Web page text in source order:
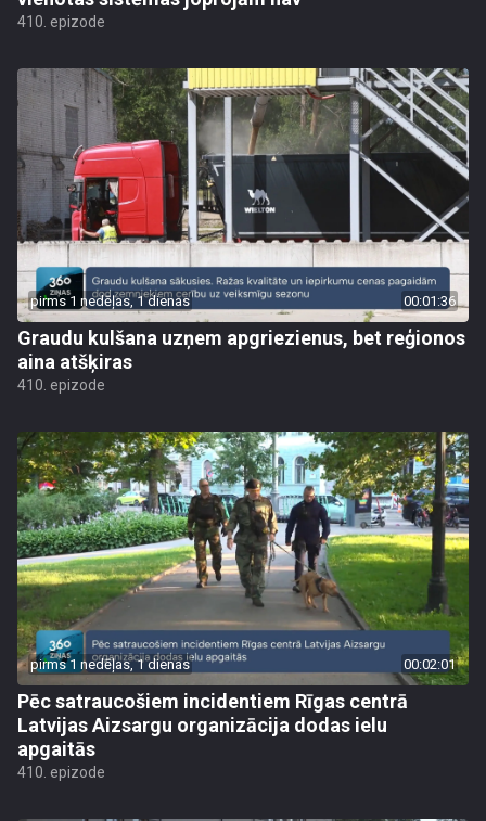
410. epizode
pirms 1 nedēļas, 1 dienas 00:01:36
Graudu kulšana uzņem apgriezienus, bet reģionos
aina atšķiras
410. epizode
pirms 1 nedēļas, 1 dienas 00:02:01
Pēc satraucošiem incidentiem Rīgas centrā
Latvijas Aizsargu organizācija dodas ielu
apgaitās
410. epizode